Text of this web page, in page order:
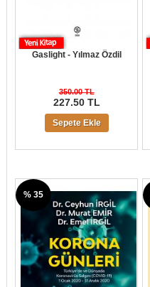
Gaslight - Yılmaz Özdil
350.00 TL
227.50 TL
Sepete Ekle
% 35